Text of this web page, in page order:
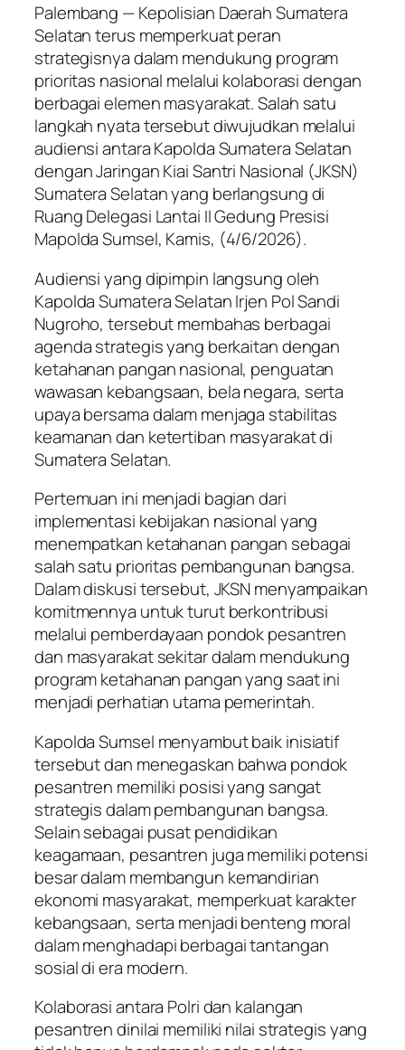
Palembang — Kepolisian Daerah Sumatera
Selatan terus memperkuat peran
strategisnya dalam mendukung program
prioritas nasional melalui kolaborasi dengan
berbagai elemen masyarakat. Salah satu
langkah nyata tersebut diwujudkan melalui
audiensi antara Kapolda Sumatera Selatan
dengan Jaringan Kiai Santri Nasional (JKSN)
Sumatera Selatan yang berlangsung di
Ruang Delegasi Lantai II Gedung Presisi
Mapolda Sumsel, Kamis, (4/6/2026).
Audiensi yang dipimpin langsung oleh
Kapolda Sumatera Selatan Irjen Pol Sandi
Nugroho, tersebut membahas berbagai
agenda strategis yang berkaitan dengan
ketahanan pangan nasional, penguatan
wawasan kebangsaan, bela negara, serta
upaya bersama dalam menjaga stabilitas
keamanan dan ketertiban masyarakat di
Sumatera Selatan.
Pertemuan ini menjadi bagian dari
implementasi kebijakan nasional yang
menempatkan ketahanan pangan sebagai
salah satu prioritas pembangunan bangsa.
Dalam diskusi tersebut, JKSN menyampaikan
komitmennya untuk turut berkontribusi
melalui pemberdayaan pondok pesantren
dan masyarakat sekitar dalam mendukung
program ketahanan pangan yang saat ini
menjadi perhatian utama pemerintah.
Kapolda Sumsel menyambut baik inisiatif
tersebut dan menegaskan bahwa pondok
pesantren memiliki posisi yang sangat
strategis dalam pembangunan bangsa.
Selain sebagai pusat pendidikan
keagamaan, pesantren juga memiliki potensi
besar dalam membangun kemandirian
ekonomi masyarakat, memperkuat karakter
kebangsaan, serta menjadi benteng moral
dalam menghadapi berbagai tantangan
sosial di era modern.
Kolaborasi antara Polri dan kalangan
pesantren dinilai memiliki nilai strategis yang